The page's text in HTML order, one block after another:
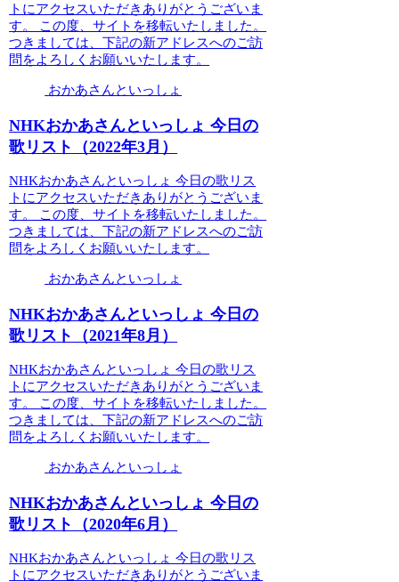
トにアクセスいただきありがとうございま
す。 この度、サイトを移転いたしました。
つきましては、下記の新アドレスへのご訪
問をよろしくお願いいたします。
おかあさんといっしょ
NHKおかあさんといっしょ 今日の
歌リスト（2022年3月）
NHKおかあさんといっしょ 今日の歌リス
トにアクセスいただきありがとうございま
す。 この度、サイトを移転いたしました。
つきましては、下記の新アドレスへのご訪
問をよろしくお願いいたします。
おかあさんといっしょ
NHKおかあさんといっしょ 今日の
歌リスト（2021年8月）
NHKおかあさんといっしょ 今日の歌リス
トにアクセスいただきありがとうございま
す。 この度、サイトを移転いたしました。
つきましては、下記の新アドレスへのご訪
問をよろしくお願いいたします。
おかあさんといっしょ
NHKおかあさんといっしょ 今日の
歌リスト（2020年6月）
NHKおかあさんといっしょ 今日の歌リス
トにアクセスいただきありがとうございま